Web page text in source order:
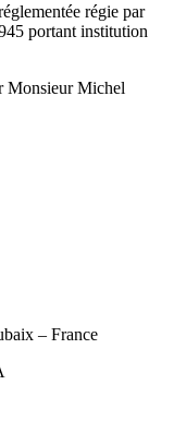
régie par
portant institution
Monsieur Michel
– France